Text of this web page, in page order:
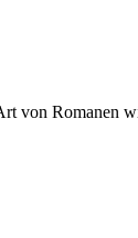
von Romanen